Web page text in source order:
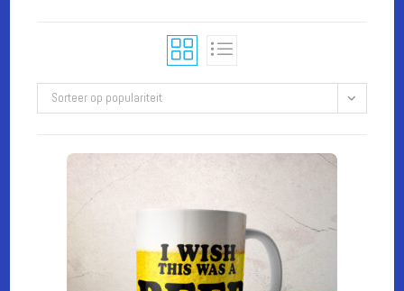
Sorteer op populariteit